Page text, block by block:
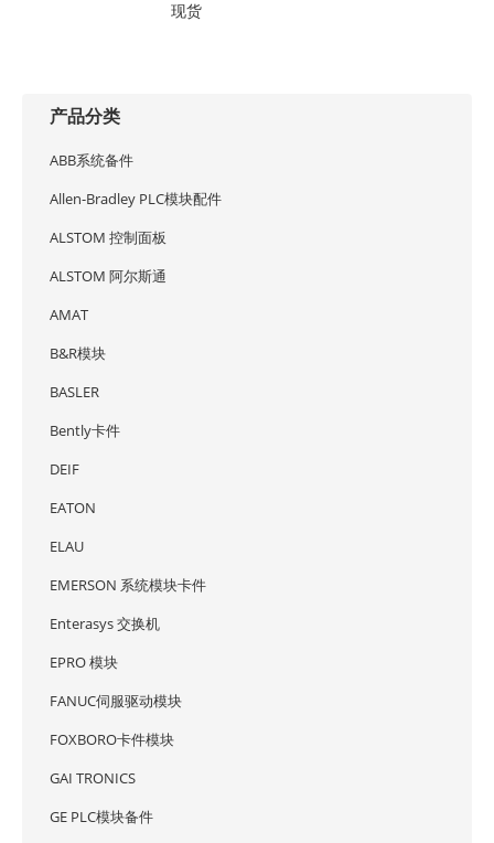
现货
产品分类
ABB系统备件
Allen-Bradley PLC模块配件
ALSTOM 控制面板
ALSTOM 阿尔斯通
AMAT
B&R模块
BASLER
Bently卡件
DEIF
EATON
ELAU
EMERSON 系统模块卡件
Enterasys 交换机
EPRO 模块
FANUC伺服驱动模块
FOXBORO卡件模块
GAI TRONICS
GE PLC模块备件